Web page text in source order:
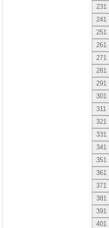
231
241
251
261
271
281
291
301
311
321
331
341
351
361
371
381
391
401